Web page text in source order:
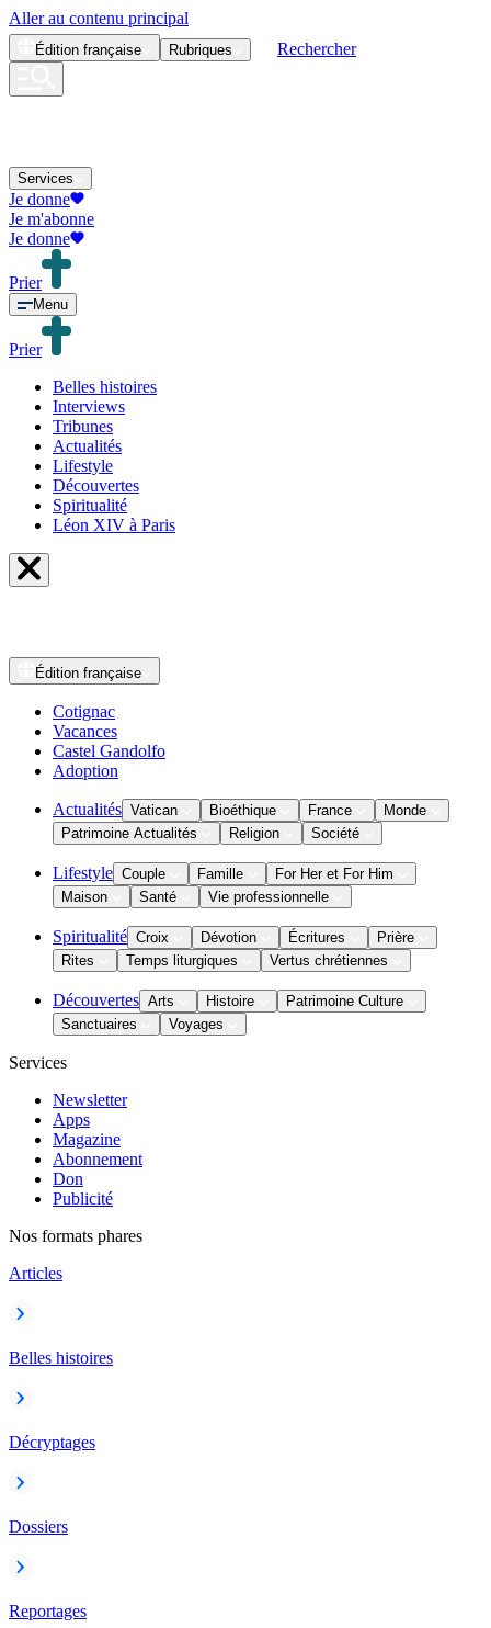
Aller au contenu principal
Édition française Rubriques Rechercher
Services
Je donne
Je m'abonne
Je donne
Prier
Menu
Prier
Belles histoires
Interviews
Tribunes
Actualités
Lifestyle
Découvertes
Spiritualité
Léon XIV à Paris
Édition française
Cotignac
Vacances
Castel Gandolfo
Adoption
Actualités Vatican Bioéthique France
Monde
Patrimoine Actualités
Religion Société
Lifestyle Couple Famille
For Her et For Him
Maison
Santé Vie professionnelle
Spiritualité Croix Dévotion Écritures
Prière
Rites
Temps liturgiques Vertus chrétiennes
Découvertes Arts Histoire
Patrimoine Culture
Sanctuaires
Voyages
Services
Newsletter
Apps
Magazine
Abonnement
Don
Publicité
Nos formats phares
Articles
Belles histoires
Décryptages
Dossiers
Reportages